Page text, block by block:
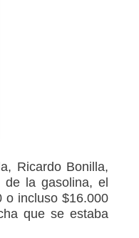
Ricardo Bonilla,
la gasolina, el
o incluso $16.000
que se estaba